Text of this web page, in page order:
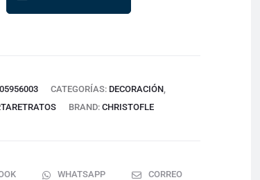
CATEGORÍAS: DECORACIÓN,
BRAND:CHRISTOFLE
WHATSAPP
CORREO